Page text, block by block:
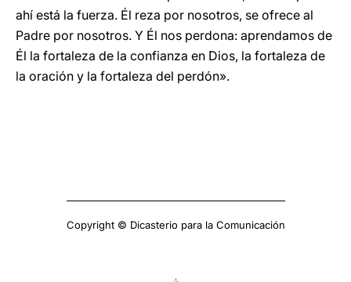
ahí está la fuerza. Él reza por nosotros, se ofrece al
Padre por nosotros. Y Él nos perdona: aprendamos de
Él la fortaleza de la confianza en Dios, la fortaleza de
la oración y la fortaleza del perdón».
Copyright © Dicasterio para la Comunicación